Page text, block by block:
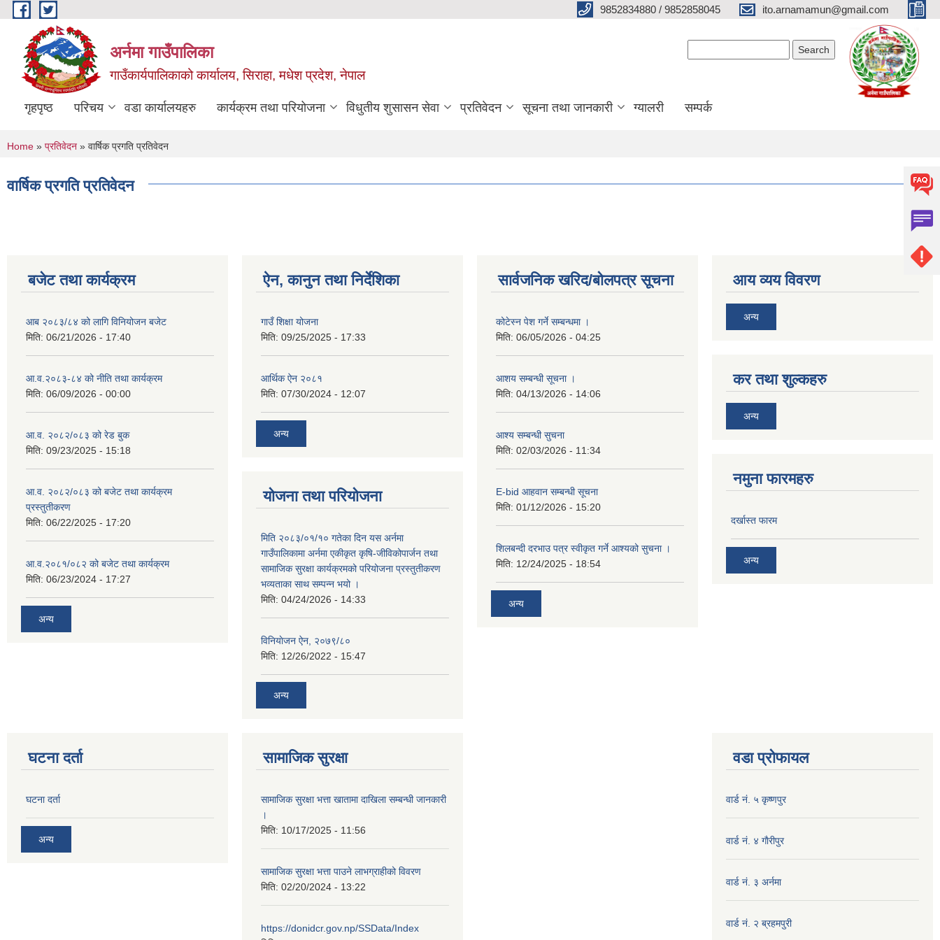
Skip to main content 9852834880 / 9852858045 ito.arnamamun@gmail.com
अर्नमा गाउँपालिका
गाउँकार्यपालिकाको कार्यालय, सिराहा, मधेश प्रदेश, नेपाल
गृहपृष्ठ परिचय वडा कार्यालयहरु कार्यक्रम तथा परियोजना विधुतीय शुसासन सेवा प्रतिवेदन सूचना तथा जानकारी ग्यालरी सम्पर्क
You are here
Home » प्रतिवेदन » वार्षिक प्रगति प्रतिवेदन
वार्षिक प्रगति प्रतिवेदन
बजेट तथा कार्यक्रम
आब २०८३/८४ को लागि विनियोजन बजेट
मिति: 06/21/2026 - 17:40
आ.व.२०८३-८४ को नीति तथा कार्यक्रम
मिति: 06/09/2026 - 00:00
आ.व. २०८२/०८३ को रेड बुक
मिति: 09/23/2025 - 15:18
आ.व. २०८२/०८३ को बजेट तथा कार्यक्रम
प्रस्तुतीकरण
मिति: 06/22/2025 - 17:20
आ.व.२०८१/०८२ को बजेट तथा कार्यक्रम
मिति: 06/23/2024 - 17:27
अन्य
ऐन, कानुन तथा निर्देशिका
गाउँ शिक्षा योजना
मिति: 09/25/2025 - 17:33
आर्थिक ऐन २०८१
मिति: 07/30/2024 - 12:07
अन्य
योजना तथा परियोजना
मिति २०८३/०१/१० गतेका दिन यस अर्नमा
गाउँपालिकामा अर्नमा एकीकृत कृषि-जीविकोपार्जन तथा
सामाजिक सुरक्षा कार्यक्रमको परियोजना प्रस्तुतीकरण
भव्यताका साथ सम्पन्न भयो ।
मिति: 04/24/2026 - 14:33
विनियाेजन ऐन, २०७९/८०
मिति: 12/26/2022 - 15:47
अन्य
सार्वजनिक खरिद/बोलपत्र सूचना
कोटेस्न पेश गर्ने सम्बन्धमा ।
मिति: 06/05/2026 - 04:25
आशय सम्बन्धी सूचना ।
मिति: 04/13/2026 - 14:06
आश्य सम्बन्धी सुचना
मिति: 02/03/2026 - 11:34
E-bid आहवान सम्बन्धी सूचना
मिति: 01/12/2026 - 15:20
शिलबन्दी दरभाउ पत्र स्वीकृत गर्ने आश्यको सुचना ।
मिति: 12/24/2025 - 18:54
अन्य
आय व्यय विवरण
अन्य
कर तथा शुल्कहरु
अन्य
नमुना फारमहरु
दर्खास्त फारम
अन्य
घटना दर्ता
घटना दर्ता
अन्य
सामाजिक सुरक्षा
सामाजिक सुरक्षा भत्ता खातामा दाखिला सम्बन्धी जानकारी
।
मिति: 10/17/2025 - 11:56
सामाजिक सुरक्षा भत्ता पाउने लाभग्राहीको विवरण
मिति: 02/20/2024 - 13:22
https://donidcr.gov.np/SSData/Index
वडा प्रोफायल
वार्ड नं. ५ कृष्णपुर
वार्ड नं. ४ गाैरीपुर
वार्ड नं. ३ अर्नमा
वार्ड नं. २ ब्रहमपुरी